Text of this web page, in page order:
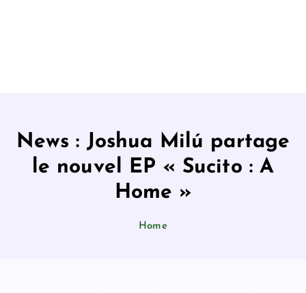
News : Joshua Milú partage
le nouvel EP « Sucito : A
Home »
Home